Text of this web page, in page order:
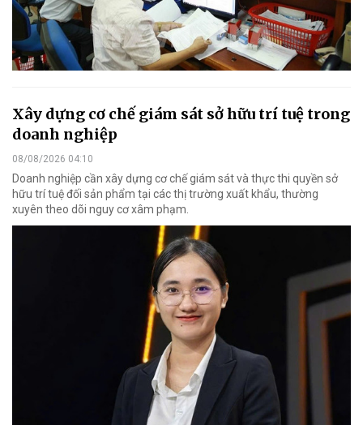
Xây dựng cơ chế giám sát sở hữu trí tuệ trong
doanh nghiệp
08/08/2026 04:10
Doanh nghiệp cần xây dựng cơ chế giám sát và thực thi quyền sở
hữu trí tuệ đối sản phẩm tại các thị trường xuất khẩu, thường
xuyên theo dõi nguy cơ xâm phạm.